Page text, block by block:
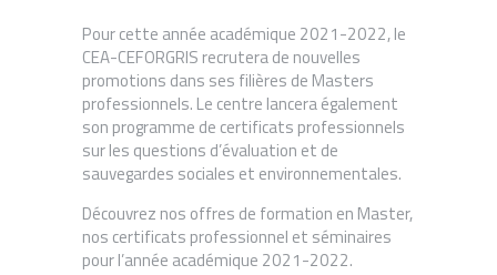
Pour cette année académique 2021-2022, le
CEA-CEFORGRIS recrutera de nouvelles
promotions dans ses filières de Masters
professionnels. Le centre lancera également
son programme de certificats professionnels
sur les questions d’évaluation et de
sauvegardes sociales et environnementales.
Découvrez nos offres de formation en Master,
nos certificats professionnel et séminaires
pour l’année académique 2021-2022.